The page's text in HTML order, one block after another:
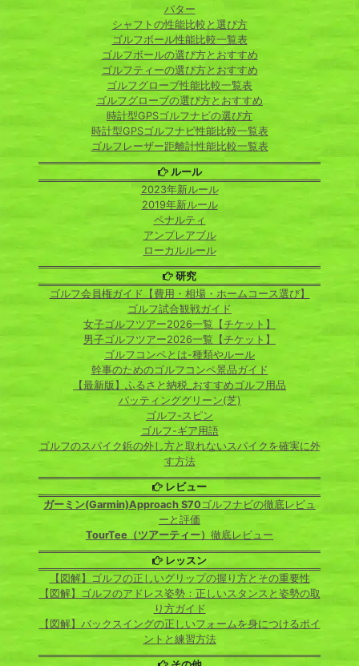
パター
シャフトの性能比較と選び方
ゴルフボール性能比較一覧表
ゴルフボールの選び方とおすすめ
ゴルフティーの選び方とおすすめ
ゴルフグローブ性能比較一覧表
ゴルフグローブの選び方とおすすめ
時計型GPSゴルフナビの選び方
時計型GPSゴルフナビ性能比較一覧表
ゴルフレーザー距離計性能比較一覧表
ルール
2023年新ルール
2019年新ルール
ペナルティ
アンプレアブル
ローカルルール
研究
ゴルフ会員権ガイド【費用・相場・ホームコース選び】
ゴルフ試合観戦ガイド
女子ゴルフツアー2026一覧【チケット】
男子ゴルフツアー2026一覧【チケット】
ゴルフコンペとは-種類やルール
幹事のためのゴルフコンペ景品ガイド
【最新版】ふるさと納税_おすすめゴルフ用品
パッティンググリーン(芝)
ゴルフ-スピン
ゴルフ-ギア用語
ゴルフのスパイク鋲の外し方と取れないスパイクを確実に外
す方法
レビュー
ガーミン(Garmin)Approach S70ゴルフナビの徹底レビュ
ーと評価
TourTee（ツアーティー） 徹底レビュー
レッスン
【図解】ゴルフの正しいグリップの握り方とその重要性
【図解】ゴルフのアドレス姿勢：正しいスタンスと姿勢の取
り方ガイド
【図解】バックスイングの正しいフォームを身につけるポイ
ントと練習方法